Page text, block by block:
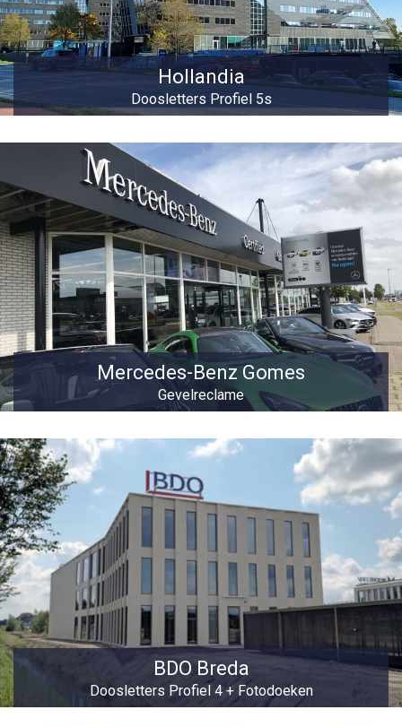
Hollandia
Doosletters Profiel 5s
Mercedes-Benz Gomes
Gevelreclame
BDO Breda
Doosletters Profiel 4 + Fotodoeken